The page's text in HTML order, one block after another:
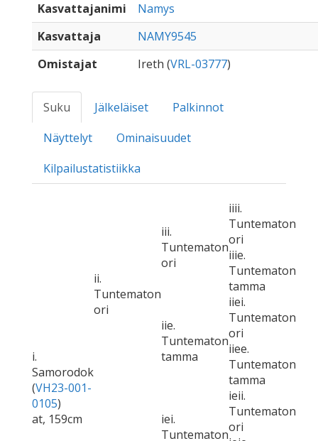
Kasvattajanimi
Namys
Kasvattaja
NAMY9545
Omistajat
Ireth (VRL-03777)
Suku Jälkeläiset
Palkinnot
Näyttelyt
Ominaisuudet
Kilpailustatistiikka
i.
Samorodok
(VH23-001-
0105)
at, 159cm
ii.
Tuntematon
ori
iii.
Tuntematon
ori
iiii.
Tuntematon
ori
iiie.
Tuntematon
tamma
iie.
Tuntematon
tamma
iiei.
Tuntematon
ori
iiee.
Tuntematon
tamma
iei.
Tuntematon
ieii.
Tuntematon
ori